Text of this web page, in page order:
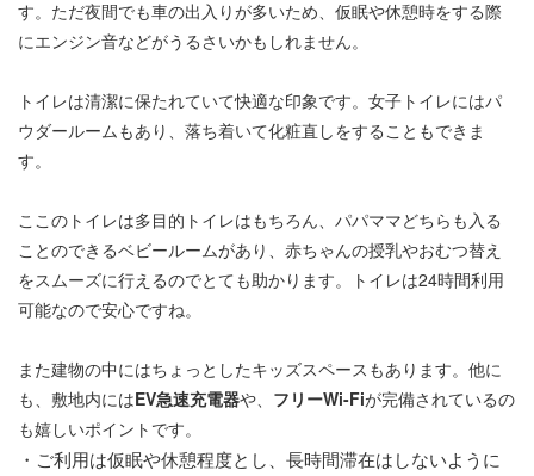
す。ただ夜間でも車の出入りが多いため、仮眠や休憩時をする際
にエンジン音などがうるさいかもしれません。
トイレは清潔に保たれていて快適な印象です。女子トイレにはパ
ウダールームもあり、落ち着いて化粧直しをすることもできま
す。
ここのトイレは多目的トイレはもちろん、パパママどちらも入る
ことのできるベビールームがあり、赤ちゃんの授乳やおむつ替え
をスムーズに行えるのでとても助かります。トイレは24時間利用
可能なので安心ですね。
また建物の中にはちょっとしたキッズスペースもあります。他に
も、敷地内にはEV急速充電器や、 フリーWi-Fiが完備されているの
も嬉しいポイントです。
・ご利用は仮眠や休憩程度とし、長時間滞在はしないように